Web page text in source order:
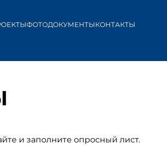
ФОТОДОКУМЕНТЫКОНТАКТЫ
и заполните опросный лист.